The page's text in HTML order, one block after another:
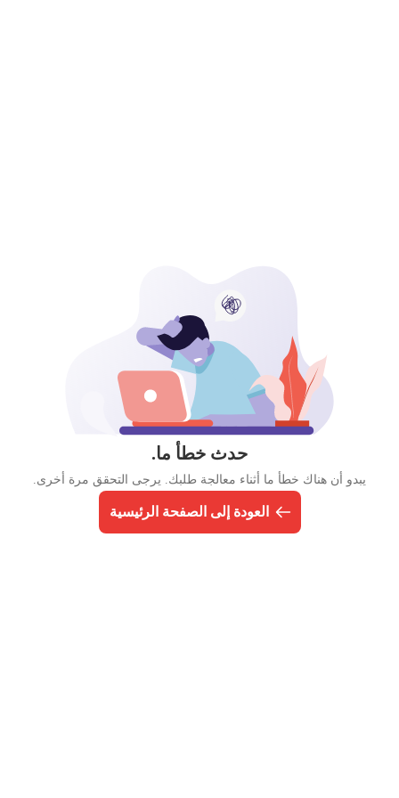
حدث خطأ ما.
يبدو أن هناك خطأ ما أثناء معالجة طلبك. يرجى التحقق مرة أخرى.
العودة إلى الصفحة الرئيسية